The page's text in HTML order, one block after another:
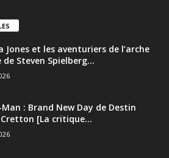
Jones et les aventuriers de l’arche
de Steven Spielberg...
: Brand New Day de Destin
[La critique...